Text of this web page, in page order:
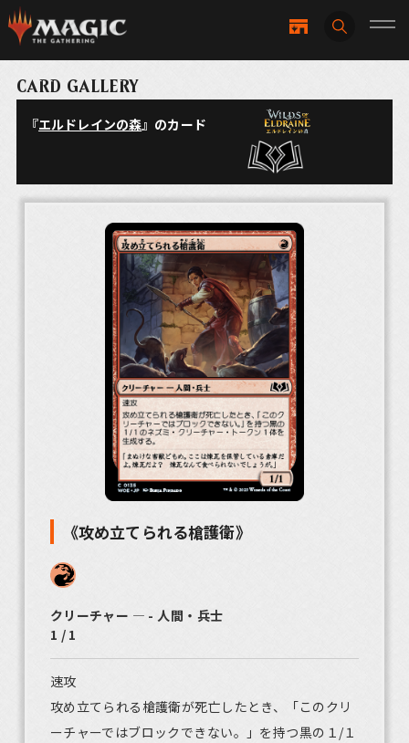
CARD GALLERY
『エルドレインの森』のカード
《攻め立てられる槍護衛》
クリーチャー ― - 人間・兵士
1 / 1
速攻
攻め立てられる槍護衛が死亡したとき、「このクリ
ーチャーではブロックできない。」を持つ黒の１/１